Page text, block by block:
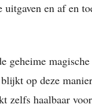
en af en
geheime magische
op deze manier
zelfs haalbaar voor